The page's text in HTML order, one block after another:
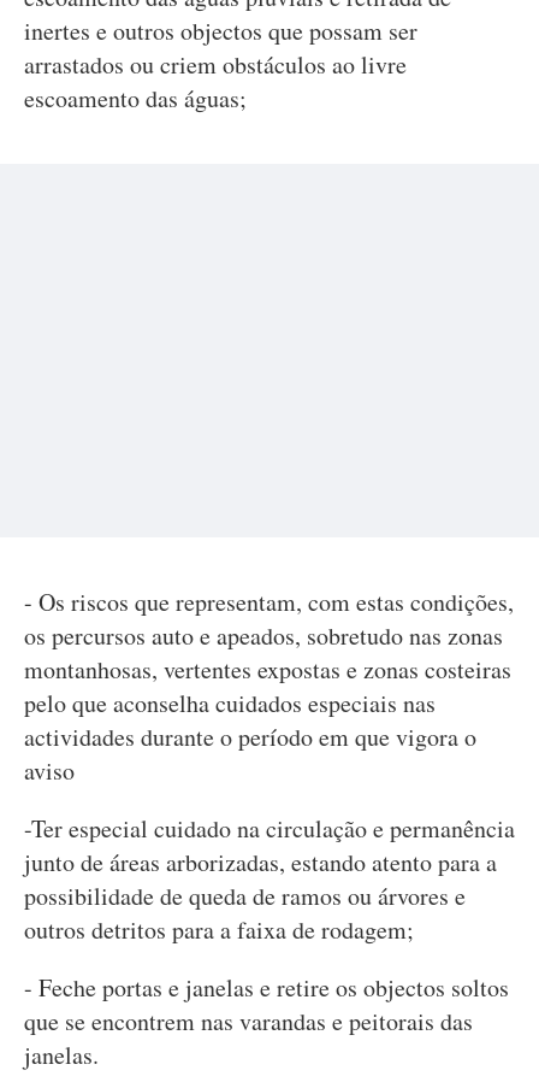
inertes e outros objectos que possam ser
arrastados ou criem obstáculos ao livre
escoamento das águas;
- Os riscos que representam, com estas condições,
os percursos auto e apeados, sobretudo nas zonas
montanhosas, vertentes expostas e zonas costeiras
pelo que aconselha cuidados especiais nas
actividades durante o período em que vigora o
aviso
-Ter especial cuidado na circulação e permanência
junto de áreas arborizadas, estando atento para a
possibilidade de queda de ramos ou árvores e
outros detritos para a faixa de rodagem;
- Feche portas e janelas e retire os objectos soltos
que se encontrem nas varandas e peitorais das
janelas.